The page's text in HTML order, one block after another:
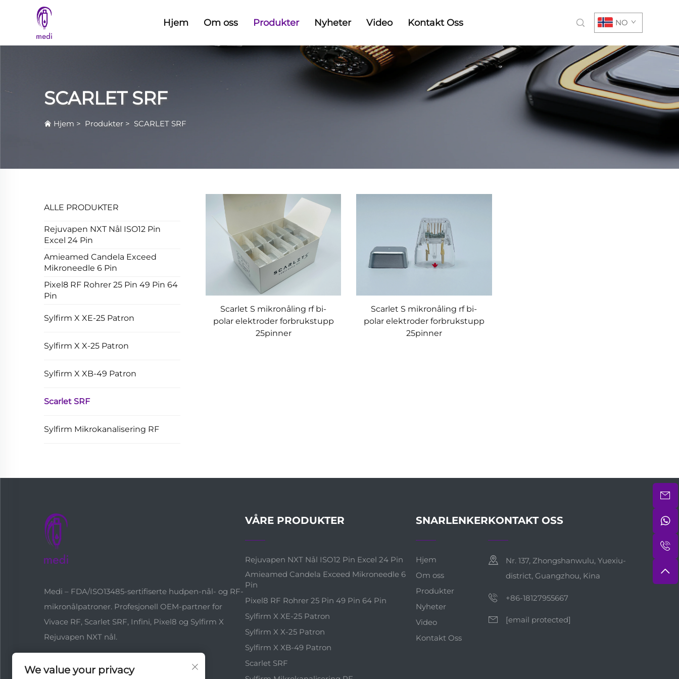
Hjem Om oss Produkter Nyheter Video Kontakt Oss NO
SCARLET SRF
Hjem > Produkter > SCARLET SRF
ALLE PRODUKTER
Rejuvapen NXT Nål ISO12 Pin
Excel 24 Pin
Amieamed Candela Exceed
Mikroneedle 6 Pin
Pixel8 RF Rohrer 25 Pin 49 Pin 64
Pin
Sylfirm X XE-25 Patron
Sylfirm X X-25 Patron
Sylfirm X XB-49 Patron
Scarlet SRF
Sylfirm Mikrokanalisering RF
Scarlet S mikronåling rf bi-
polar elektroder forbrukstupp
25pinner
Scarlet S mikronåling rf bi-
polar elektroder forbrukstupp
25pinner
Medi – FDA/ISO13485-sertifiserte hudpen-nål- og RF-
mikronålpatroner. Profesjonell OEM-partner for
Vivace RF, Scarlet SRF, Infini, Pixel8 og Sylfirm X
Rejuvapen NXT nål.
VÅRE PRODUKTER
Rejuvapen NXT Nål ISO12 Pin Excel 24 Pin
Amieamed Candela Exceed Mikroneedle 6
Pin
Pixel8 RF Rohrer 25 Pin 49 Pin 64 Pin
Sylfirm X XE-25 Patron
Sylfirm X X-25 Patron
Sylfirm X XB-49 Patron
Scarlet SRF
SNARLENKER
Hjem
Om oss
Produkter
Nyheter
Video
Kontakt Oss
KONTAKT OSS
Nr. 137, Zhongshanwulu, Yuexiu-
district, Guangzhou, Kina
+86-18127955667
[email protected]
We value your privacy